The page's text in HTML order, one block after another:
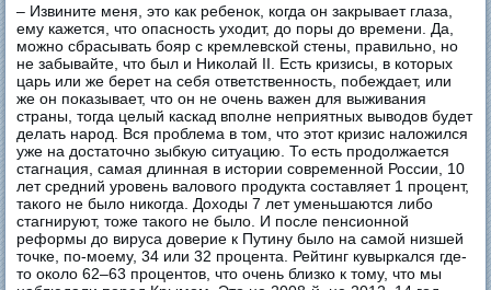
– Извините меня, это как ребенок, когда он закрывает глаза,
ему кажется, что опасность уходит, до поры до времени. Да,
можно сбрасывать бояр с кремлевской стены, правильно, но
не забывайте, что был и Николай II. Есть кризисы, в которых
царь или же берет на себя ответственность, побеждает, или
же он показывает, что он не очень важен для выживания
страны, тогда целый каскад вполне неприятных выводов будет
делать народ. Вся проблема в том, что этот кризис наложился
уже на достаточно зыбкую ситуацию. То есть продолжается
стагнация, самая длинная в истории современной России, 10
лет средний уровень валового продукта составляет 1 процент,
такого не было никогда. Доходы 7 лет уменьшаются либо
стагнируют, тоже такого не было. И после пенсионной
реформы до вируса доверие к Путину было на самой низшей
точке, по-моему, 34 или 32 процента. Рейтинг кувыркался где-
то около 62–63 процентов, что очень близко к тому, что мы